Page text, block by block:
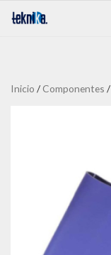
Inicio / Componentes /